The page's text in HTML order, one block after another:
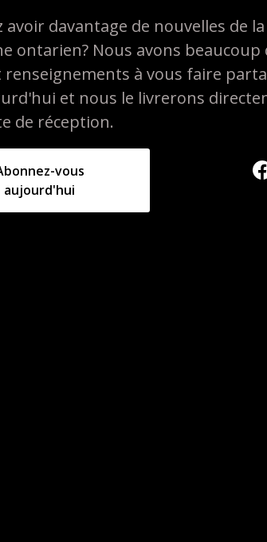
avoir davantage de nouvelles de
ontarien? Nous avons beaucoup
renseignements à vous faire
et nous le livrerons
de réception.
vous
aujourd'hui